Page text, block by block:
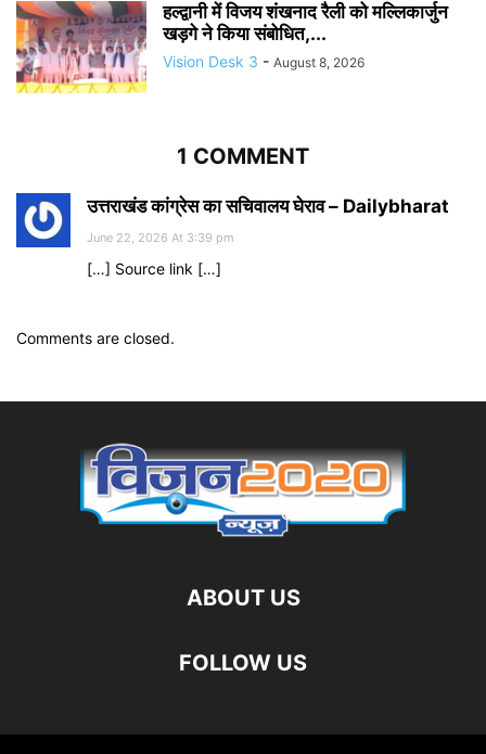
हल्द्वानी में विजय शंखनाद रैली को मल्लिकार्जुन
खड़गे ने किया संबोधित,...
Vision Desk 3 - August 8, 2026
1 COMMENT
उत्तराखंड कांग्रेस का सचिवालय घेराव – Dailybharat
June 22, 2026 At 3:39 pm
[…] Source link […]
Comments are closed.
ABOUT US
FOLLOW US